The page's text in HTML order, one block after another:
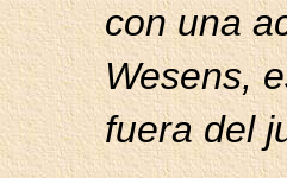
con una
Wesens,
fuera del